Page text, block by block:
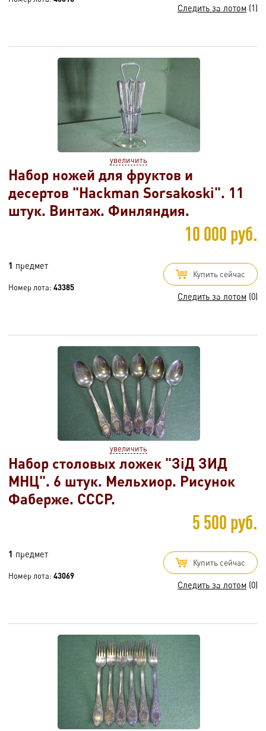
Следить за лотом (1)
увеличить
Набор ножей для фруктов и
десертов "Hackman Sorsakoski". 11
штук. Винтаж. Финляндия.
10 000 руб.
1 предмет
Номер лота: 43385
Купить сейчас
Следить за лотом (0)
увеличить
Набор столовых ложек "ЗiД ЗИД
МНЦ". 6 штук. Мельхиор. Рисунок
Фаберже. СССР.
5 500 руб.
1 предмет
Номер лота: 43069
Купить сейчас
Следить за лотом (0)